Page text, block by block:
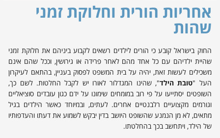
אחריות הורית וחלוקת זמני
שהות
החוק בישראל קובע כי הורים לילדים רשאים לקבוע ביניהם את חלוקת זמני
שהיית ילדיהם עם כל אחד מהם לאחר פרידה או גירושין, וככל שהם אינם
משכילים לעשות זאת, יהיה על בית המשפט לפסוק בעניין, בהתאם לעיקרון
העל "טובת הילד", שהינו המגדלור לאורו יש לקבל החלטות. לשם כך,
השופטים יסתייעו על פי רוב במומחים שימונו על ידם כגון עובדים סוציאליים
וגורמים מקצועיים רלבנטיים אחרים. לעתים, ובמיוחד כאשר הילדים בגיל
מתאים, לא מן הנמנע שהשופט היושב בדין יבקש לשמוע את דעתו והעדפותיו
של הילד, ויתחשב בכך בהחלטתו.